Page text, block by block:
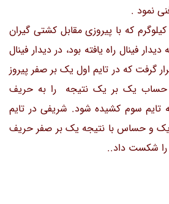
شریفی در وزن 69 کیلوگرم که با پیروزی مقابل کشتی گیران
فینال راه یافته بود، در دیدار فینال
گرفت که در تایم اول یک بر صفر پیروز
حساب یک بر یک نتیجه را به حریف
تایم سوم کشیده شود. شریفی در تایم
و حساس با نتیجه یک بر صفر حریف
را شکست داد..